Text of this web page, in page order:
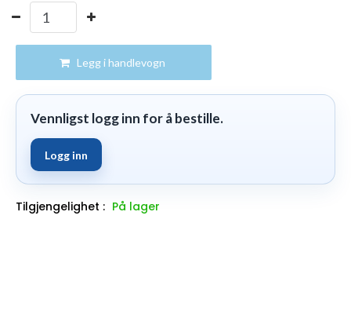
Legg i handlevogn
Vennligst logg inn for å bestille.
Logg inn
Tilgjengelighet : På lager